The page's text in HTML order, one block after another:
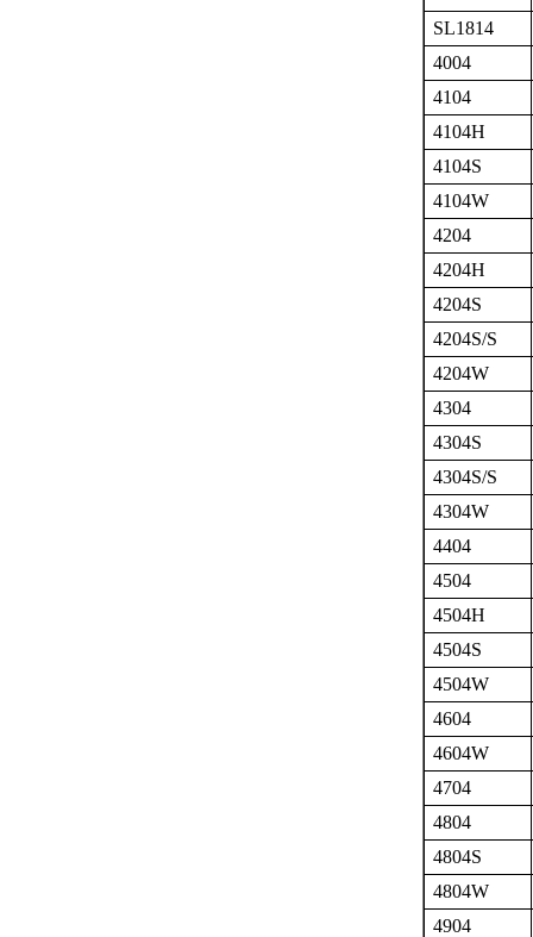
SL1814
4004
4104
4104H
4104S
4104W
4204
4204H
4204S
4204S/S
4204W
4304
4304S
4304S/S
4304W
4404
4504
4504H
4504S
4504W
4604
4604W
4704
4804
4804S
4804W
4904